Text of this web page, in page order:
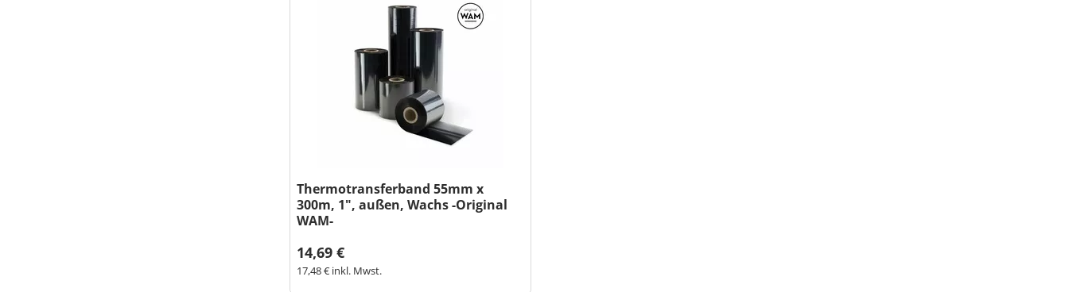
Thermotransferband 55mm x
300m, 1", außen, Wachs -Original
WAM-
14,69 €
17,48 € inkl. Mwst.